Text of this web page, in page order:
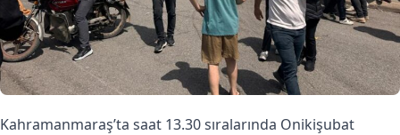
Kahramanmaraş’ta saat 13.30 sıralarında Onikişubat